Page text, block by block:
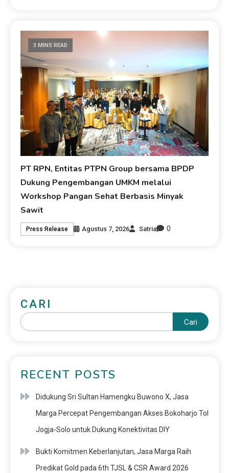
3 MINS READ
PT RPN, Entitas PTPN Group bersama BPDP
Dukung Pengembangan UMKM melalui
Workshop Pangan Sehat Berbasis Minyak
Sawit
Press Release Agustus 7, 2026 Satria 0
CARI
Cari
RECENT POSTS
Didukung Sri Sultan Hamengku Buwono X, Jasa
Marga Percepat Pengembangan Akses Bokoharjo Tol
Jogja-Solo untuk Dukung Konektivitas DIY
Bukti Komitmen Keberlanjutan, Jasa Marga Raih
Predikat Gold pada 6th TJSL & CSR Award 2026